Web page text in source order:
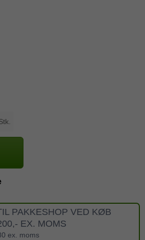
PAKKESHOP VED KØB
EX. MOMS
ex. moms